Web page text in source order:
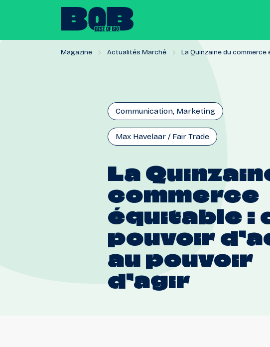
Magazine Actualités Marché La Quinzaine du commerce
Communication, Marketing
Max Havelaar / Fair Trade
La
commerce
équitable :
pouvoir
au pouvoir
d’agir